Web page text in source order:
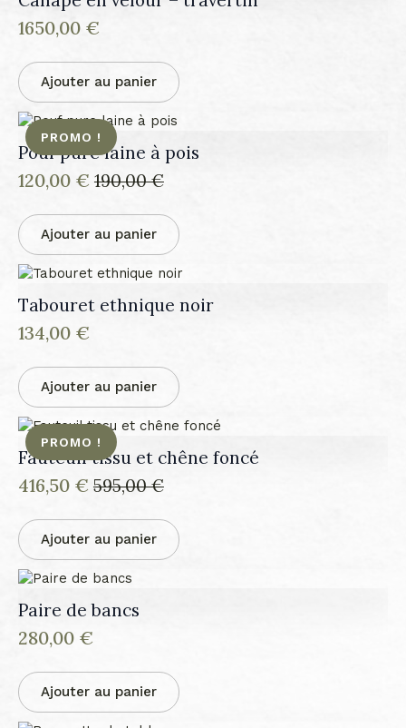
1650,00 €
Ajouter au panier
PROMO !
Pouf pure laine à pois
190,00€
Le
prix
initial
était :
190,00 €.
120,00 €
Le
prix
actuel
est :
120,00 €.
Ajouter au panier
Tabouret ethnique noir
134,00 €
Ajouter au panier
PROMO !
Fauteuil tissu et chêne foncé
595,00€
Le
prix
initial
était :
595,00 €.
416,50 €
Le
prix
actuel
est :
416,50 €.
Ajouter au panier
Paire de bancs
280,00 €
Ajouter au panier